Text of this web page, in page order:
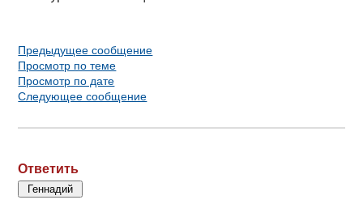
Предыдущее сообщение
Просмотр по теме
Просмотр по дате
Следующее сообщение
Ответить